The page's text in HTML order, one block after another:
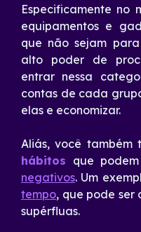
Especificamente
equipamentos e
que não sejam
alto poder de
entrar nessa
contas de cada
elas e economizar.
Aliás, você também
hábitos que
negativos. Um
tempo, que pode ser
supérfluas.